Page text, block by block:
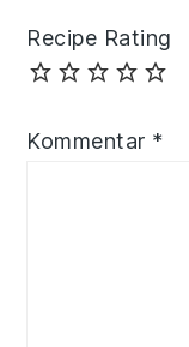
Recipe Rating
Kommentar *